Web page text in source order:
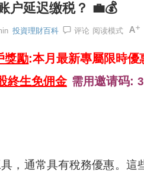
户延迟缴税？ 💼💰
投資理財百科 评论 阅读模式
獎勵:本月最新專屬限時優
終生免佣金 需用邀请码:
，通常具有稅務優惠。這